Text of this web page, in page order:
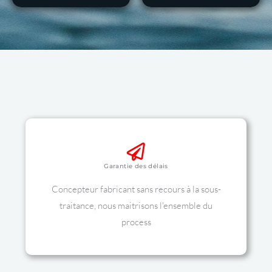
Garantie des délais
Concepteur fabricant sans recours à la sous-
traitance, nous maitrisons l'ensemble du
process